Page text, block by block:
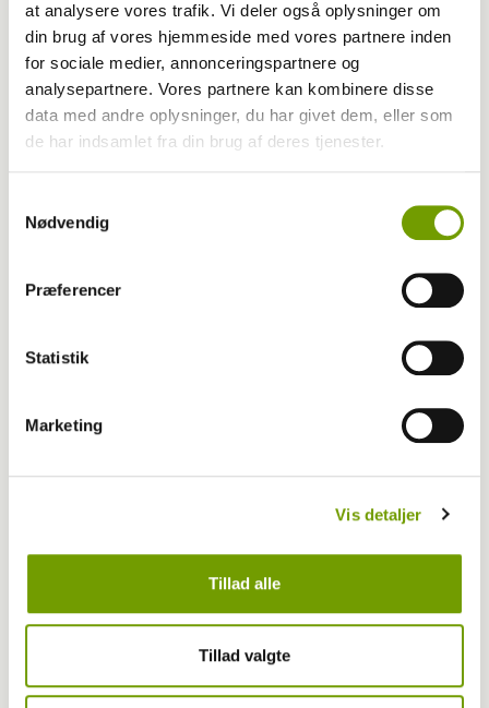
at analysere vores trafik. Vi deler også oplysninger om
din brug af vores hjemmeside med vores partnere inden
for sociale medier, annonceringspartnere og
analysepartnere. Vores partnere kan kombinere disse
data med andre oplysninger, du har givet dem, eller som
de har indsamlet fra din brug af deres tjenester.
Nødvendig
Præferencer
Statistik
Marketing
Vis detaljer
Tillad alle
Tillad valgte
Pressemeddelelser
K9 Biathlon for alle – fuld knald på i Viborg
Sport
Kom med til DM i Canicross